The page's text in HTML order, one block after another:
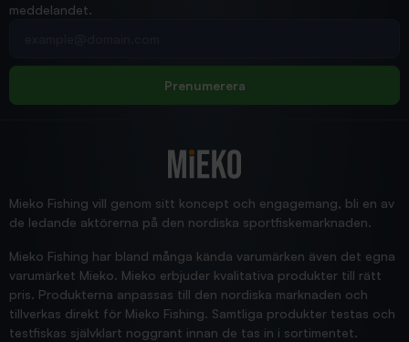
Jensa
meddelandet.
Prenumerera
Mieko Fishing vill genom sitt koncept och engagemang, bli en av
de ledande aktörerna på den nordiska sportfiskemarknaden.
Mieko Fishing har bland många kända varumärken även det egna
varumärket Mieko. Mieko erbjuder kvalitativa produkter till rätt
pris. Produkterna anpassas till den nordiska marknaden och
tillverkas direkt för Mieko Fishing. Samtliga produkter testas och
testfiskas självklart noggrant innan de tas in i sortimentet.